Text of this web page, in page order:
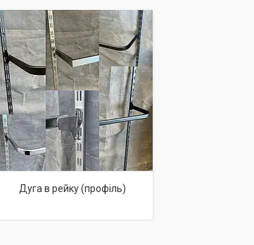
Дуга в рейку (профіль)